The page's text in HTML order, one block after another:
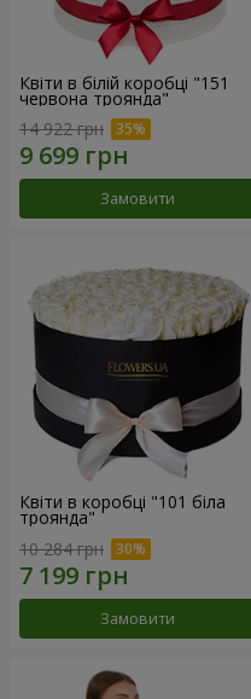
Квіти в білій коробці "151
червона троянда"
14 922 грн
Замовити
Квіти в коробці "101 біла
троянда"
10 284 грн
Замовити